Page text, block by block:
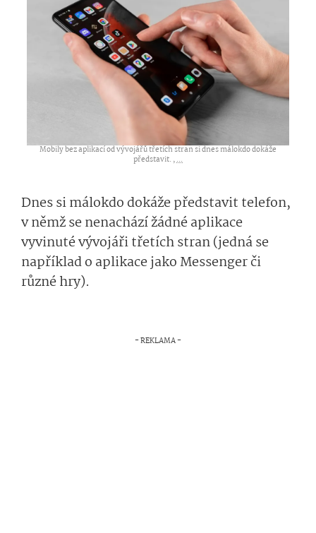
Mobily bez aplikací od vývojářů třetích stran si dnes málokdo dokáže
představit. ,...
Dnes si málokdo dokáže představit telefon,
v němž se nenachází žádné aplikace
vyvinuté vývojáři třetích stran (jedná se
například o aplikace jako Messenger či
různé hry).